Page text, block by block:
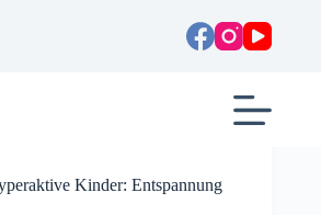
Kinder: Entspannung